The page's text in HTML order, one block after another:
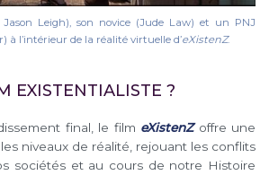
Leigh), son novice (Jude Law) et un PNJ
à l’intérieur de la réalité virtuelle d’eXistenZ.
EXISTENTIALISTE ?
final, le film eXistenZoffre une
niveaux de réalité, rejouant les conflits
sociétés et au cours de notre Histoire